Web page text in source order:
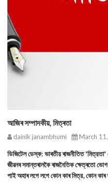
আজিৰ সম্পাদকীয়, মিত্ৰতা
dainik janambhumi March
ডিজিটেল ডেস্ক: ভাৰতীয় ৰাজনীতিত 'মিত্রতা'
জীৱনৰ সমান্তৰালকৈ ৰাজনৈতিক ক্ষেত্ৰতো
পাই অহাৰ লগে লগে কোন কাৰ মিত্র, কোন কাৰ